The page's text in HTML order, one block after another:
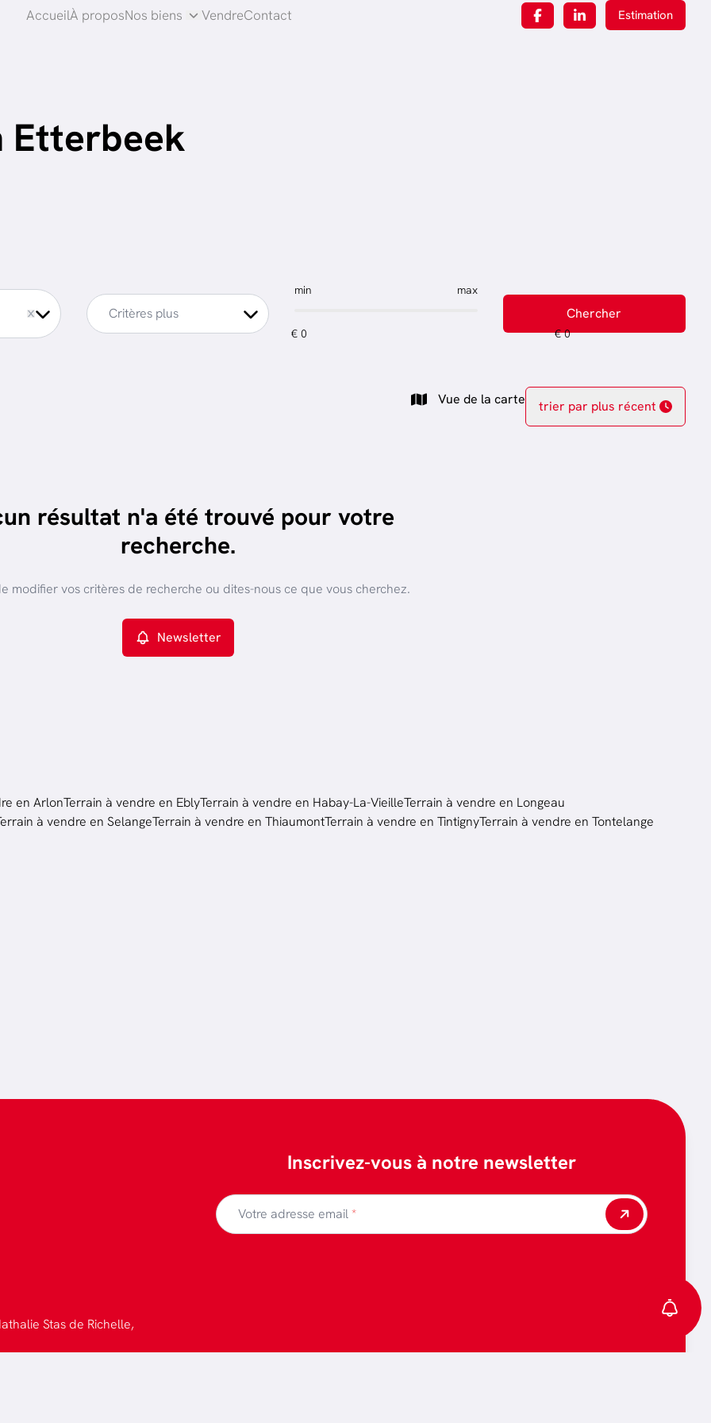
AccueilÀ proposNos biens VendreContact Estimation
Etterbeek
Critères plus
min max
Chercher
Vue de la carte trier par plus récent
résultat n'a été trouvé pour votre
recherche.
modifier vos critères de recherche ou dites-nous ce que vous cherchez.
Newsletter
en ArlonTerrain à vendre en EblyTerrain à vendre en Habay-La-VieilleTerrain à vendre en Longeau
à vendre en SelangeTerrain à vendre en ThiaumontTerrain à vendre en TintignyTerrain à vendre en Tontelange
Stas de Richelle,
Inscrivez-vous à notre newsletter
Votre adresse email*